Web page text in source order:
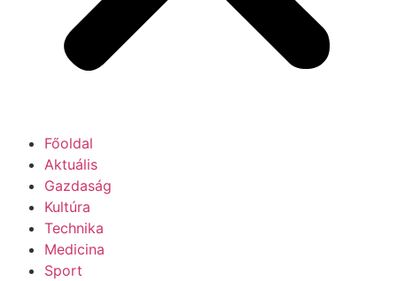
Főoldal
Aktuális
Gazdaság
Kultúra
Technika
Medicina
Sport